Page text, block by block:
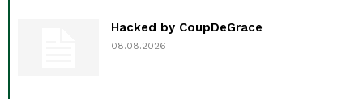
Hacked by CoupDeGrace
08.08.2026